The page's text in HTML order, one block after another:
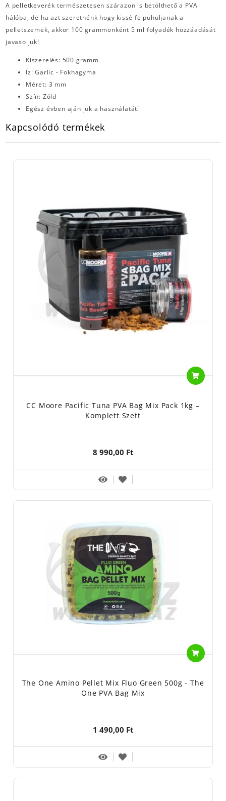
A pelletkeverék természetesen szárazon is betölthető a PVA
hálóba, de ha azt szeretnénk hogy kissé felpuhuljanak a
pelletszemek, akkor 100 grammonként 5 ml folyadék hozzáadását
javasoljuk!
Kiszerelés: 500 gramm
Íz: Garlic - Fokhagyma
Méret: 3 mm
Szín: Zöld
Egész évben ajánljuk a használatát!
Kapcsolódó termékek
CC Moore Pacific Tuna PVA Bag Mix Pack 1kg –
Komplett Szett
8 990,00 Ft
The One Amino Pellet Mix Fluo Green 500g - The
One PVA Bag Mix
1 490,00 Ft